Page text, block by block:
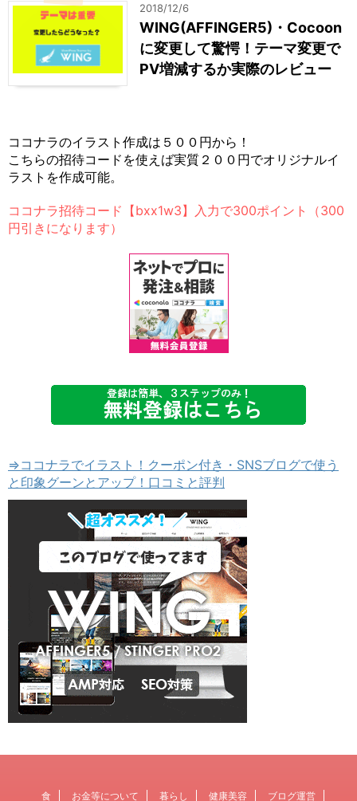
2018/12/6
WING(AFFINGER5)・Cocoon
に変更して驚愕！テーマ変更で
PV増減するか実際のレビュー
ココナラのイラスト作成は５００円から！
こちらの招待コードを使えば実質２００円でオリジナルイ
ラストを作成可能。
ココナラ招待コード【bxx1w3】入力で300ポイント（300
円引きになります）
⇒ココナラでイラスト！クーポン付き・SNSブログで使う
と印象グーンとアップ！口コミと評判
食 お金等について 暮らし 健康美容 ブログ運営